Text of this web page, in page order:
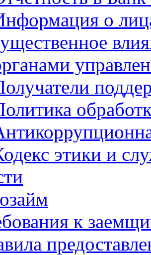
о
этики и
к